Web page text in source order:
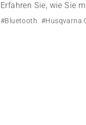
Erfahren Sie, wie Sie
erhalten und ein
#Bluetooth #Husqvarna